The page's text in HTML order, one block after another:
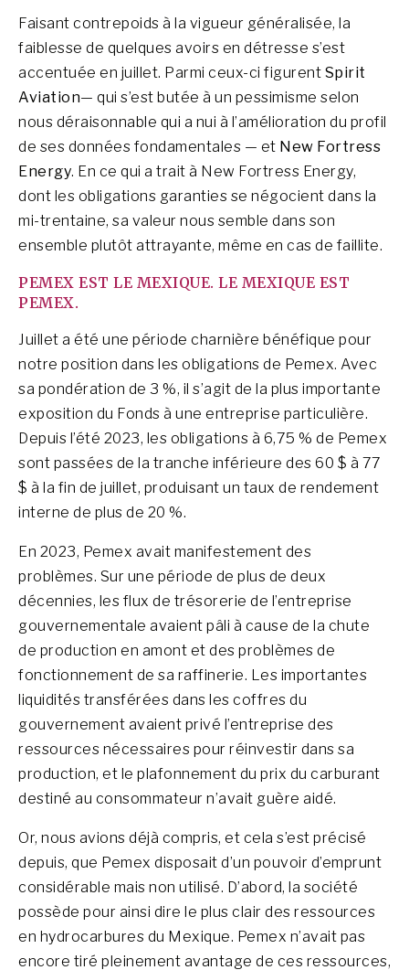
Faisant contrepoids à la vigueur généralisée, la
faiblesse de quelques avoirs en détresse s’est
accentuée en juillet. Parmi ceux-ci figurent Spirit
Aviation— qui s’est butée à un pessimisme selon
nous déraisonnable qui a nui à l’amélioration du profil
de ses données fondamentales — et New Fortress
Energy. En ce qui a trait à New Fortress Energy,
dont les obligations garanties se négocient dans la
mi-trentaine, sa valeur nous semble dans son
ensemble plutôt attrayante, même en cas de faillite.
PEMEX EST LE MEXIQUE. LE MEXIQUE EST
PEMEX.
Juillet a été une période charnière bénéfique pour
notre position dans les obligations de Pemex. Avec
sa pondération de 3 %, il s’agit de la plus importante
exposition du Fonds à une entreprise particulière.
Depuis l’été 2023, les obligations à 6,75 % de Pemex
sont passées de la tranche inférieure des 60 $ à 77
$ à la fin de juillet, produisant un taux de rendement
interne de plus de 20 %.
En 2023, Pemex avait manifestement des
problèmes. Sur une période de plus de deux
décennies, les flux de trésorerie de l’entreprise
gouvernementale avaient pâli à cause de la chute
de production en amont et des problèmes de
fonctionnement de sa raffinerie. Les importantes
liquidités transférées dans les coffres du
gouvernement avaient privé l’entreprise des
ressources nécessaires pour réinvestir dans sa
production, et le plafonnement du prix du carburant
destiné au consommateur n’avait guère aidé.
Or, nous avions déjà compris, et cela s’est précisé
depuis, que Pemex disposait d’un pouvoir d’emprunt
considérable mais non utilisé. D’abord, la société
possède pour ainsi dire le plus clair des ressources
en hydrocarbures du Mexique. Pemex n’avait pas
encore tiré pleinement avantage de ces ressources,